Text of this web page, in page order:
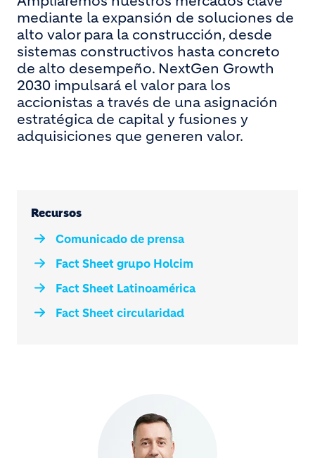
mediante la expansión de soluciones de
alto valor para la construcción, desde
sistemas constructivos hasta concreto
de alto desempeño. NextGen Growth
2030 impulsará el valor para los
accionistas a través de una asignación
estratégica de capital y fusiones y
adquisiciones que generen valor.
Recursos
Comunicado de prensa
Fact Sheet grupo Holcim
Fact Sheet Latinoamérica
Fact Sheet circularidad